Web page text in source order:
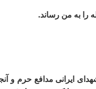
را به من رساند.
ایرانی مدافع حرم و